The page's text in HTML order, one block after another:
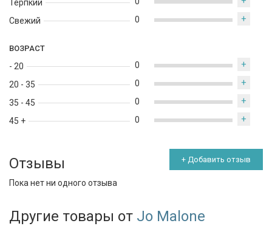
Терпкий
Свежий
0 +
ВОЗРАСТ
- 20
20 - 35
35 - 45
45 +
0 +
0 +
0 +
0 +
Отзывы + Добавить отзыв
Пока нет ни одного отзыва
Другие товары от Jo Malone